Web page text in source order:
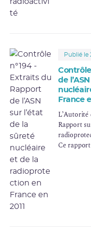
ce cadre
colloque
quelles
colloque
sujet.
engagées
pour
Publié le
de
France
L’Autorité
Rapport
Ce